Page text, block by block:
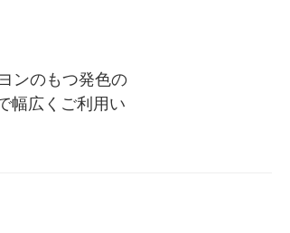
ンのもつ発色の
幅広くご利用い